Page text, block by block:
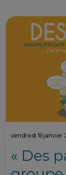
vendredi 16 janvier
« Des